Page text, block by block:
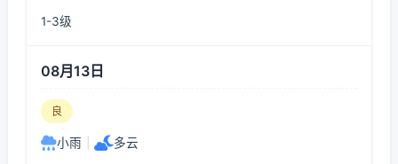
1-3级
08月13日
良
小雨 多云